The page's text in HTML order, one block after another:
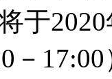
于
－